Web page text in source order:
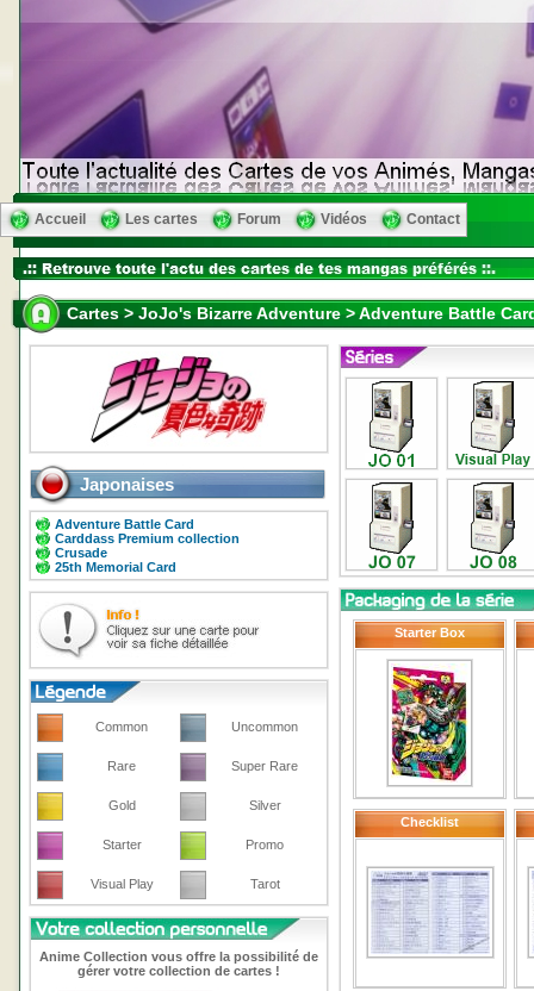
Accueil Les cartes Forum Vidéos Contact
Cartes > JoJo's Bizarre Adventure > Adventure Battle
Japonaises
Adventure Battle Card
Carddass Premium collection
Crusade
25th Memorial Card
Common Uncommon
Rare Super Rare
Gold Silver
Starter Promo
Visual Play Tarot
Anime Collection vous offre la possibilité de
gérer votre collection de cartes !
Starter Box
Checklist